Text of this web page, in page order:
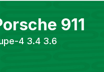
911
4 3.4 3.6